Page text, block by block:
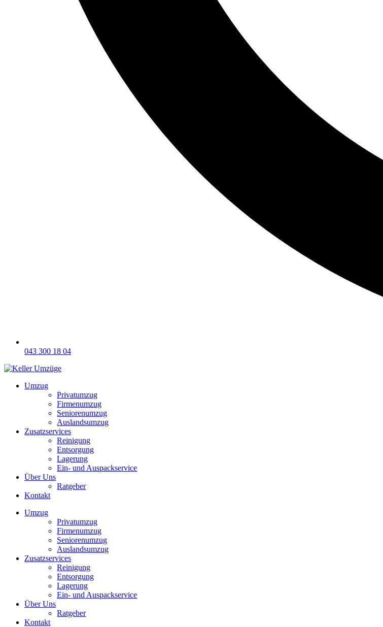
043 300 18 04
Umzug
Privatumzug
Firmenumzug
Seniorenumzug
Auslandsumzug
Zusatzservices
Reinigung
Entsorgung
Lagerung
Ein- und Auspackservice
Über Uns
Ratgeber
Kontakt
Umzug
Privatumzug
Firmenumzug
Seniorenumzug
Auslandsumzug
Zusatzservices
Reinigung
Entsorgung
Lagerung
Ein- und Auspackservice
Über Uns
Ratgeber
Kontakt